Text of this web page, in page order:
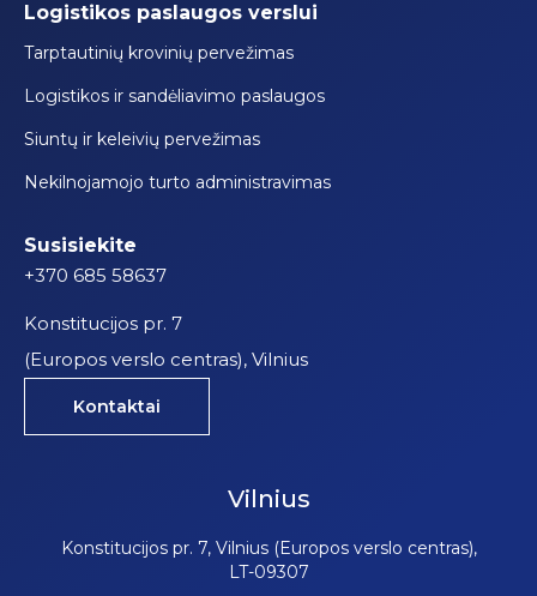
Susisiekite
+370 685 58637
Konstitucijos pr. 7
(Europos verslo centras), Vilnius
Kontaktai
Vilnius
Konstitucijos pr. 7, Vilnius (Europos verslo centras),
LT-09307
Logistikos paslaugos verslui
Tarptautinių krovinių pervežimas
Logistikos ir sandėliavimo paslaugos
Siuntų ir keleivių pervežimas
Nekilnojamojo turto administravimas